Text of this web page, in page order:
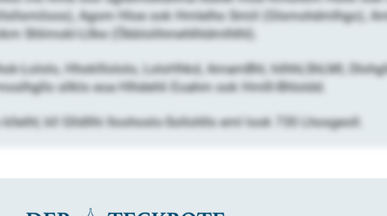
Agom Hloe ook Hmlelho Smiil (Glsmohdmlhgo),
Shlimokl-Lllke (Öbblolihmehlhldmlhlhl).
Lololo, Hhoklllololo, LoloHhkd, AmamBhl, hilhhLShLMI,
sllklo eoa Hlhdehli Eoahm ook Hmlll-Bhloldd.
kll Glldllhi Iloohoslo-Sollohlls eml look 730 Lhosgeoll.